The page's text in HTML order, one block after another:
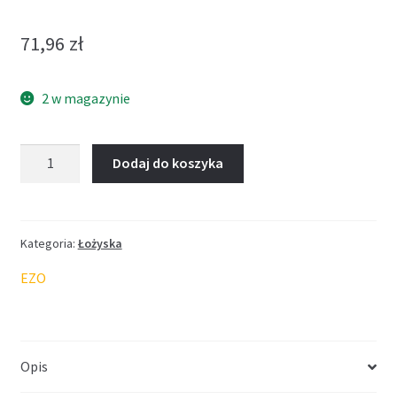
71,96 zł
2 w magazynie
Dodaj do koszyka
Kategoria: Łożyska
EZO
Opis